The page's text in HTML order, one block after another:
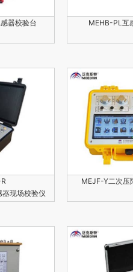
器校验台 MEHB-PL互
现场校验仪
MEJF-Y二次压